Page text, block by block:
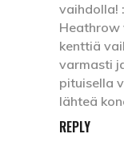
vaihdolla!
Heathrow
kenttiä
varmasti
pituisella
lähteä
REPLY